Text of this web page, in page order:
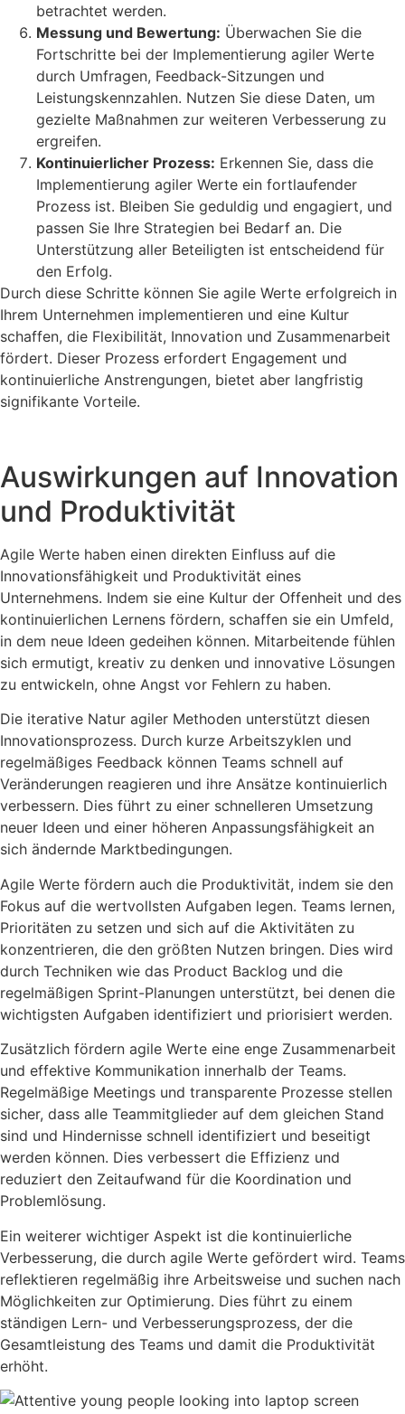
betrachtet werden.
Messung und Bewertung: Überwachen Sie die
Fortschritte bei der Implementierung agiler Werte
durch Umfragen, Feedback-Sitzungen und
Leistungskennzahlen. Nutzen Sie diese Daten, um
gezielte Maßnahmen zur weiteren Verbesserung zu
ergreifen.
Kontinuierlicher Prozess: Erkennen Sie, dass die
Implementierung agiler Werte ein fortlaufender
Prozess ist. Bleiben Sie geduldig und engagiert, und
passen Sie Ihre Strategien bei Bedarf an. Die
Unterstützung aller Beteiligten ist entscheidend für
den Erfolg.
Durch diese Schritte können Sie agile Werte erfolgreich in
Ihrem Unternehmen implementieren und eine Kultur
schaffen, die Flexibilität, Innovation und Zusammenarbeit
fördert. Dieser Prozess erfordert Engagement und
kontinuierliche Anstrengungen, bietet aber langfristig
signifikante Vorteile.
Auswirkungen auf Innovation
und Produktivität
Agile Werte haben einen direkten Einfluss auf die
Innovationsfähigkeit und Produktivität eines
Unternehmens. Indem sie eine Kultur der Offenheit und des
kontinuierlichen Lernens fördern, schaffen sie ein Umfeld,
in dem neue Ideen gedeihen können. Mitarbeitende fühlen
sich ermutigt, kreativ zu denken und innovative Lösungen
zu entwickeln, ohne Angst vor Fehlern zu haben.
Die iterative Natur agiler Methoden unterstützt diesen
Innovationsprozess. Durch kurze Arbeitszyklen und
regelmäßiges Feedback können Teams schnell auf
Veränderungen reagieren und ihre Ansätze kontinuierlich
verbessern. Dies führt zu einer schnelleren Umsetzung
neuer Ideen und einer höheren Anpassungsfähigkeit an
sich ändernde Marktbedingungen.
Agile Werte fördern auch die Produktivität, indem sie den
Fokus auf die wertvollsten Aufgaben legen. Teams lernen,
Prioritäten zu setzen und sich auf die Aktivitäten zu
konzentrieren, die den größten Nutzen bringen. Dies wird
durch Techniken wie das Product Backlog und die
regelmäßigen Sprint-Planungen unterstützt, bei denen die
wichtigsten Aufgaben identifiziert und priorisiert werden.
Zusätzlich fördern agile Werte eine enge Zusammenarbeit
und effektive Kommunikation innerhalb der Teams.
Regelmäßige Meetings und transparente Prozesse stellen
sicher, dass alle Teammitglieder auf dem gleichen Stand
sind und Hindernisse schnell identifiziert und beseitigt
werden können. Dies verbessert die Effizienz und
reduziert den Zeitaufwand für die Koordination und
Problemlösung.
Ein weiterer wichtiger Aspekt ist die kontinuierliche
Verbesserung, die durch agile Werte gefördert wird. Teams
reflektieren regelmäßig ihre Arbeitsweise und suchen nach
Möglichkeiten zur Optimierung. Dies führt zu einem
ständigen Lern- und Verbesserungsprozess, der die
Gesamtleistung des Teams und damit die Produktivität
erhöht.